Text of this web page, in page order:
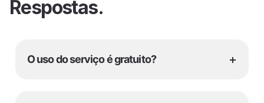
Respostas.
O uso do serviço é gratuito? +